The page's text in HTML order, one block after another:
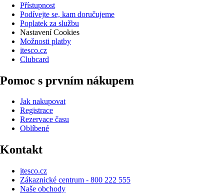
Přístupnost
Podívejte se, kam doručujeme
Poplatek za službu
Nastavení Cookies
Možnosti platby
itesco.cz
Clubcard
Pomoc s prvním nákupem
Jak nakupovat
Registrace
Rezervace času
Oblíbené
Kontakt
itesco.cz
Zákaznické centrum - 800 222 555
Naše obchody